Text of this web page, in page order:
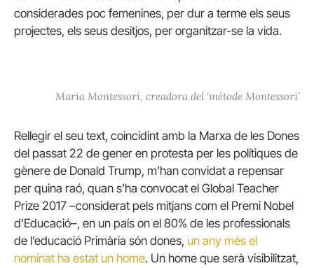
considerades poc femenines, per dur a terme els seus
projectes, els seus desitjos, per organitzar-se la vida.
Maria Montessori, creadora del ‘mètode Montessori’
Rellegir el seu text, coincidint amb la Marxa de les Dones
del passat 22 de gener en protesta per les polítiques de
gènere de Donald Trump, m’han convidat a repensar
per quina raó, quan s’ha convocat el Global Teacher
Prize 2017 –considerat pels mitjans com el Premi Nobel
d’Educació–, en un país on el 80% de les professionals
de l’educació Primària són dones, un any més el
nominat ha estat un home. Un home que serà visibilitzat,